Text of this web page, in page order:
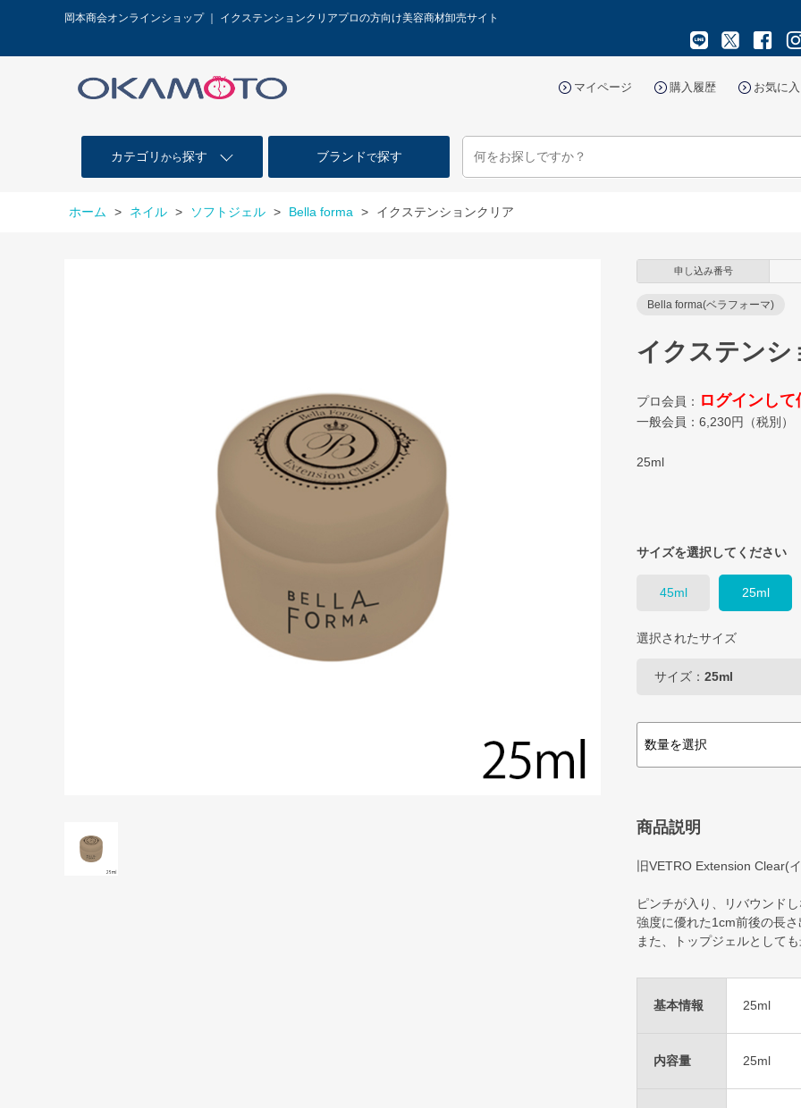
岡本商会オンラインショップ ｜ イクステンションクリアプロの方向け美容商材卸売サイト
マイページ 購入履歴 お気に入
カテゴリ から探す ブランドで探す
ホーム > ネイル > ソフトジェル > Bella forma > イクステンションクリア
申し込み番号
Bella forma(ベラフォーマ)
イクステンシ
プロ会員： ログインし
一般会員： 6,230円（税別）
25ml
サイズを選択してください
45ml 25ml
選択されたサイズ
サイズ： 25ml
商品説明
旧VETRO Extension Clear(
ピンチが入り、リバウンド
強度に優れた1cm前後の長さ
また、トップジェルとしても
基本情報 25ml
内容量 25ml